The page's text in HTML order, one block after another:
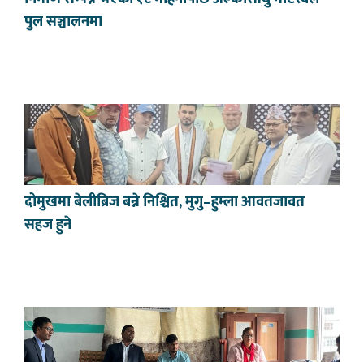
पुल सञ्चालनमा
दोमुखमा बेलीब्रिज बन्ने निश्चित, मुगु–हुम्ला आवतजावत
सहज हुने